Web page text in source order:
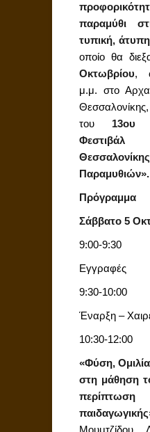
παραμύθι
τυπική,
οποίο θα
Οκτωβρίου,
μ.μ. στο
του 13ου
Παραμυθιών».
Πρόγραμμα
Σάββατο 5
9:00-9:30
Εγγραφές
9:30-10:00
Έναρξη –
10:30-12:00
«Φύση,
στη μάθηση
Μουμτζίδου,